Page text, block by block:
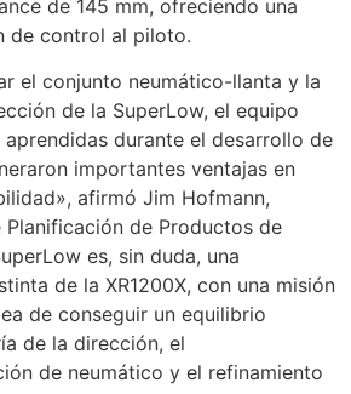
de 145 mm, ofreciendo una
de control al piloto.
el conjunto neumático-llanta y la
de la SuperLow, el equipo
durante el desarrollo de
importantes ventajas en
afirmó Jim Hofmann,
Planificación de Productos de
es, sin duda, una
de la XR1200X, con una misión
de conseguir un equilibrio
de la dirección, el
de neumático y el refinamiento